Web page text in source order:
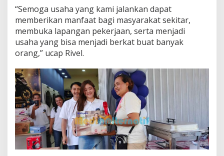
r
y
B
e
a
n
g
s
u
n
g
M
e
r
“Semoga usaha yang kami jalankan dapat
memberikan manfaat bagi masyarakat sekitar,
membuka lapangan pekerjaan, serta menjadi
usaha yang bisa menjadi berkat buat banyak
orang,” ucap Rivel.